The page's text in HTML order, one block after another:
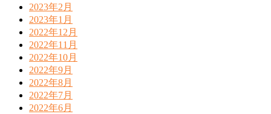
2023年2月
2023年1月
2022年12月
2022年11月
2022年10月
2022年9月
2022年8月
2022年7月
2022年6月